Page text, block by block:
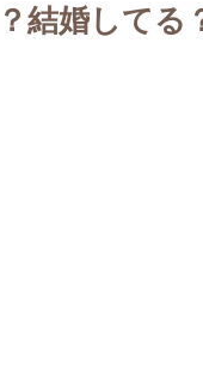
結婚してる